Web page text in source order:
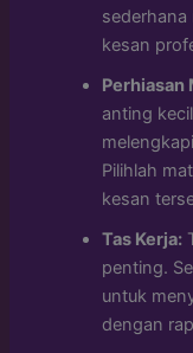
sederhana
kesan
Perhiasan
anting
Pilihlah
kesan
Tas Kerja:
penting.
untuk
dengan